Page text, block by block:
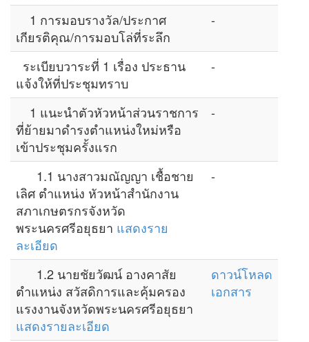
1 การมอบรางวัล/ประกาศ
เกียรติคุณ/การมอบโล่ที่ระลึก
-
ระเบียบวาระที่ 1 เรื่อง ประธาน
แจ้งให้ที่ประชุมทราบ
-
1 แนะนำตัวหัวหน้าส่วนราชการ
ที่ย้ายมาดำรงตำแหน่งใหม่หรือ
เข้าประชุมครั้งแรก
-
1.1 นางสาวมณัญญา เชื้อชาย
เลิศ ตำแหน่ง หัวหน้าสำนักงาน
สภาเกษตรกรจังหวัด
พระนครศรีอยุธยา แสดงราย
ละเอียด
-
1.2 นายชัยวัฒน์ อางคาสัย
ตำแหน่ง สวัสดิการและคุ้มครอง
แรงงานจังหวัดพระนครศรีอยุธยา
แสดงรายละเอียด
ดาวน์โหลด
เอกสาร